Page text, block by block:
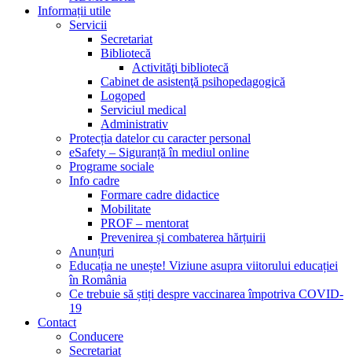
Informații utile
Servicii
Secretariat
Bibliotecă
Activităţi bibliotecă
Cabinet de asistenţă psihopedagogică
Logoped
Serviciul medical
Administrativ
Protecția datelor cu caracter personal
eSafety – Siguranță în mediul online
Programe sociale
Info cadre
Formare cadre didactice
Mobilitate
PROF – mentorat
Prevenirea și combaterea hărțuirii
Anunțuri
Educația ne unește! Viziune asupra viitorului educației
în România
Ce trebuie să știți despre vaccinarea împotriva COVID-
19
Contact
Conducere
Secretariat